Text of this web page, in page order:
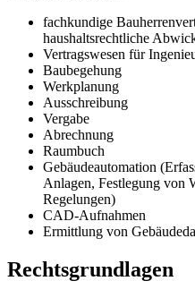
fachkundige
haushaltsrechtliche
Vertragswesen für
Baubegehung
Werkplanung
Ausschreibung
Vergabe
Abrechnung
Raumbuch
Gebäudeautomation
Anlagen, Festlegung von
Regelungen)
CAD-Aufnahmen
Ermittlung von
Rechtsgrundlagen